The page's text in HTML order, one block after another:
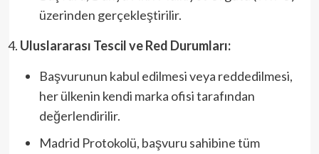
üzerinden gerçekleştirilir.
Uluslararası Tescil ve Red Durumları:
Başvurunun kabul edilmesi veya reddedilmesi,
her ülkenin kendi marka ofisi tarafından
değerlendirilir.
Madrid Protokolü, başvuru sahibine tüm